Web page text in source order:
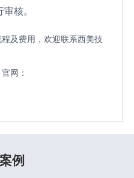
核。
及费用，欢迎联系西美技
网：
例